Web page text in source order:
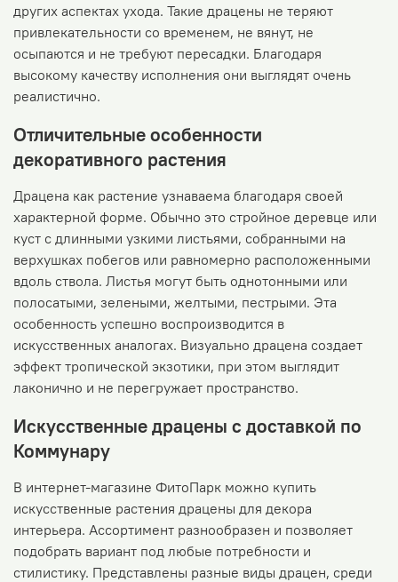
других аспектах ухода. Такие драцены не теряют
привлекательности со временем, не вянут, не
осыпаются и не требуют пересадки. Благодаря
высокому качеству исполнения они выглядят очень
реалистично.
Отличительные особенности
декоративного растения
Драцена как растение узнаваема благодаря своей
характерной форме. Обычно это стройное деревце или
куст с длинными узкими листьями, собранными на
верхушках побегов или равномерно расположенными
вдоль ствола. Листья могут быть однотонными или
полосатыми, зелеными, желтыми, пестрыми. Эта
особенность успешно воспроизводится в
искусственных аналогах. Визуально драцена создает
эффект тропической экзотики, при этом выглядит
лаконично и не перегружает пространство.
Искусственные драцены с доставкой по
Коммунару
В интернет-магазине ФитоПарк можно купить
искусственные растения драцены для декора
интерьера. Ассортимент разнообразен и позволяет
подобрать вариант под любые потребности и
стилистику. Представлены разные виды драцен, среди